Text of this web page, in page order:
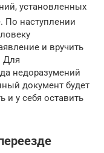
установленных
По наступлении
и вручить
Для
недоразумений
документ будет
и у себя оставить